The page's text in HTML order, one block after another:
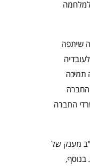
למלחמה
שיתפה
החברה
החברה
מענק של
בנוסף,